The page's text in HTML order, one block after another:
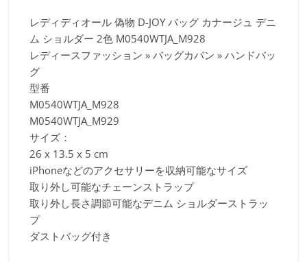
レディディオール 偽物 D-JOY バッグ カナージュ デニ
ム ショルダー 2色 M0540WTJA_M928
レディースファッション » バッグカバン » ハンドバッ
グ
型番
M0540WTJA_M928
M0540WTJA_M929
サイズ：
26 x 13.5 x 5 cm
iPhoneなどのアクセサリーを収納可能なサイズ
取り外し可能なチェーンストラップ
取り外し長さ調節可能なデニム ショルダーストラッ
プ
ダストバッグ付き